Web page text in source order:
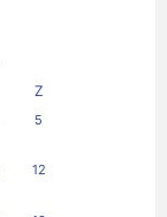
Z
5
12